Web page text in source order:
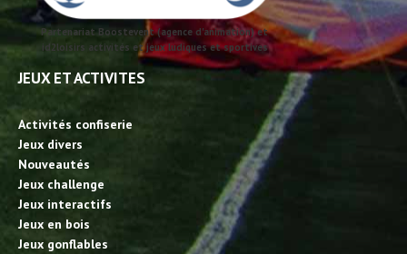
Partenariat Boostevent (agence d'animation) et
id2loisirs activités et jeux ludiques et sportives
JEUX ET ACTIVITES
Activités confiserie
Jeux divers
Nouveautés
Jeux challenge
Jeux interactifs
Jeux en bois
Jeux gonflables